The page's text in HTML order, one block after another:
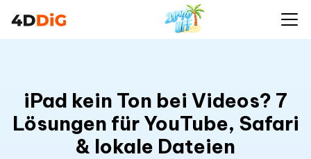
iPad kein Ton bei Videos? 7
Lösungen für YouTube, Safari
& lokale Dateien